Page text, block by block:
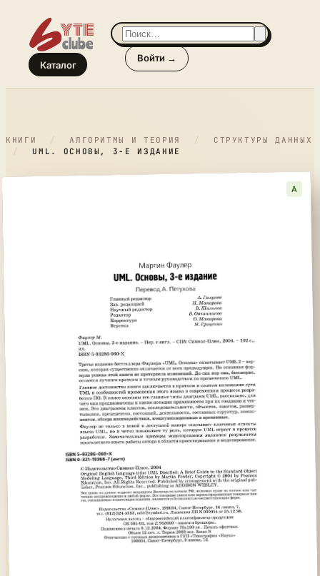
Каталог
Войти →
КНИГИ / АЛГОРИТМЫ И ТЕОРИЯ /
СТРУКТУРЫ ДАННЫХ
/
UML. ОСНОВЫ, 3-Е ИЗДАНИЕ
A